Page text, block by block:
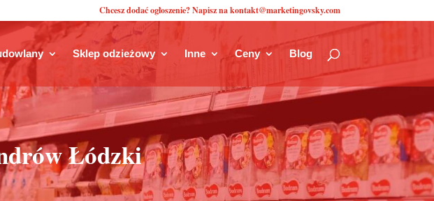
Chcesz dodać ogłoszenie? Napisz na kontakt@marketingovsky.com
Sklep odzieżowy Inne Ceny Blog
Łódzki